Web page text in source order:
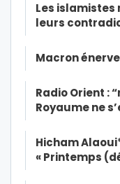
Les
leurs
Macron
Radio Orient :
Royaume ne
Hicham
« Printemps